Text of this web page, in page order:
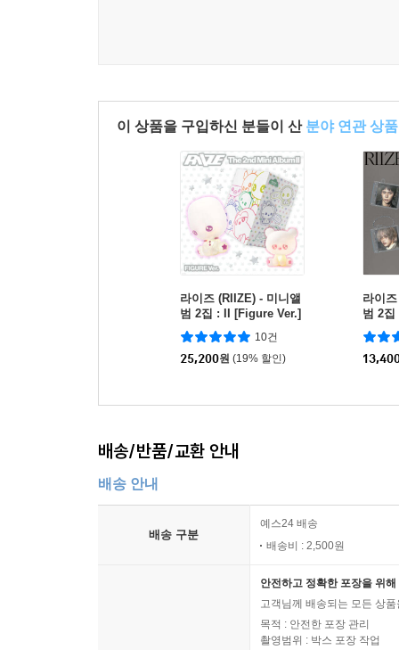
이 상품을 구입하신 분들이 산 분야 연관 상품
라이즈 (RIIZE) - 미니앨
범 2집 : II [Figure Ver.]
(스마트앨범) [6종 중 1종
랜덤발송]
10건
25,200원 (19% 할인)
라이
범 2
er.](
1종
배송/반품/교환 안내
배송 안내
배송 구분
예스24 배송
배송비 : 2,500원
안전하고 정확한 포장을 위
고객님께 배송되는 모든 상
목적 : 안전한 포장 관리
촬영범위 : 박스 포장 작업